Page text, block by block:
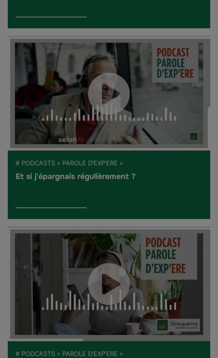
# PODCASTS « PAROLE D’EXP’ERE »
Et si j'épargnais régulièrement ?
# PODCASTS « PAROLE D’EXP’ERE »